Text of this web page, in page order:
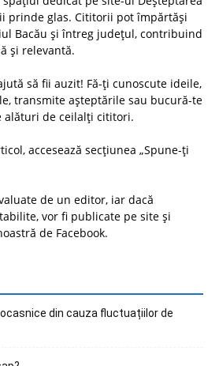
prinde glas. Cititorii pot împărtăși
Bacău și întreg județul, contribuind
și relevantă.
să fii auzit! Fă-ți cunoscute ideile,
transmite așteptările sau bucură-te
alături de ceilalți cititori.
accesează secțiunea „Spune-ți
de un editor, iar dacă
vor fi publicate pe site și
de Facebook.
din cauza fluctuațiilor de